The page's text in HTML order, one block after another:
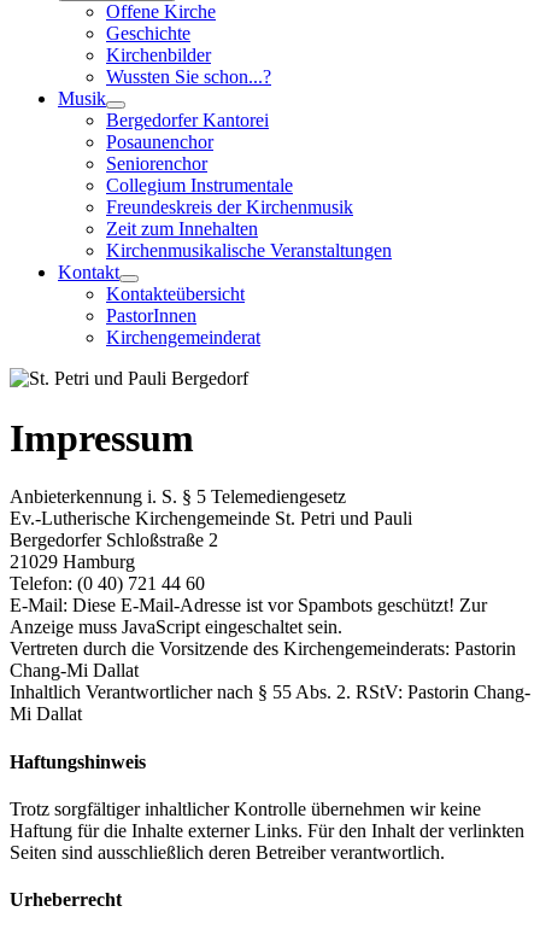
Offene Kirche
Geschichte
Kirchenbilder
Wussten Sie schon...?
Musik
Bergedorfer Kantorei
Posaunenchor
Seniorenchor
Collegium Instrumentale
Freundeskreis der Kirchenmusik
Zeit zum Innehalten
Kirchenmusikalische Veranstaltungen
Kontakt
Kontakteübersicht
PastorInnen
Kirchengemeinderat
Impressum
Anbieterkennung i. S. § 5 Telemediengesetz
Ev.-Lutherische Kirchengemeinde St. Petri und Pauli
Bergedorfer Schloßstraße 2
21029 Hamburg
Telefon: (0 40) 721 44 60
E-Mail: Diese E-Mail-Adresse ist vor Spambots geschützt! Zur
Anzeige muss JavaScript eingeschaltet sein.
Vertreten durch die Vorsitzende des Kirchengemeinderats: Pastorin
Chang-Mi Dallat
Inhaltlich Verantwortlicher nach § 55 Abs. 2. RStV: Pastorin Chang-
Mi Dallat
Haftungshinweis
Trotz sorgfältiger inhaltlicher Kontrolle übernehmen wir keine
Haftung für die Inhalte externer Links. Für den Inhalt der verlinkten
Seiten sind ausschließlich deren Betreiber verantwortlich.
Urheberrecht